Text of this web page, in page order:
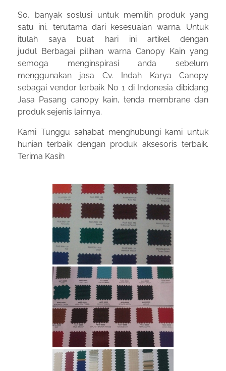
So, banyak soslusi untuk memilih produk yang
satu ini, terutama dari kesesuaian warna. Untuk
itulah saya buat hari ini artikel dengan
judul Berbagai pilihan warna Canopy Kain yang
semoga menginspirasi anda sebelum
menggunakan jasa Cv. Indah Karya Canopy
sebagai vendor terbaik No 1 di Indonesia dibidang
Jasa Pasang canopy kain, tenda membrane dan
produk sejenis lainnya.
Kami Tunggu sahabat menghubungi kami untuk
hunian terbaik dengan produk aksesoris terbaik.
Terima Kasih